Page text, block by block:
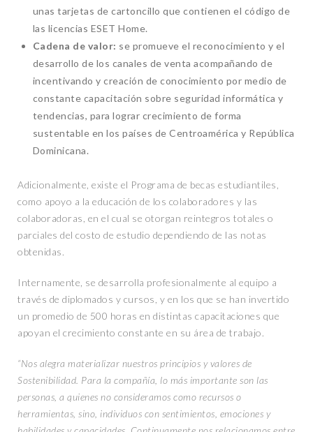
unas tarjetas de cartoncillo que contienen el código de
las licencias ESET Home.
Cadena de valor: se promueve el reconocimiento y el
desarrollo de los canales de venta acompañando de
incentivando y creación de conocimiento por medio de
constante capacitación sobre seguridad informática y
tendencias, para lograr crecimiento de forma
sustentable en los países de Centroamérica y República
Dominicana.
Adicionalmente, existe el Programa de becas estudiantiles,
como apoyo a la educación de los colaboradores y las
colaboradoras, en el cual se otorgan reintegros totales o
parciales del costo de estudio dependiendo de las notas
obtenidas.
Internamente, se desarrolla profesionalmente al equipo a
través de diplomados y cursos, y en los que se han invertido
un promedio de 500 horas en distintas capacitaciones que
apoyan el crecimiento constante en su área de trabajo.
“Nos alegra materializar nuestros principios y valores de
Sostenibilidad. Para la compañía, lo más importante son las
personas, a quienes no consideramos como recursos o
herramientas, sino, individuos con sentimientos, emociones y